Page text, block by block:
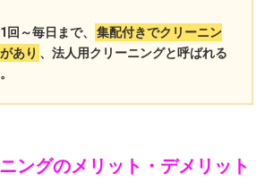
～毎日まで、
集配付きでクリーニン
あり 、法人用クリーニングと呼ばれる
ングのメリット・デメリット